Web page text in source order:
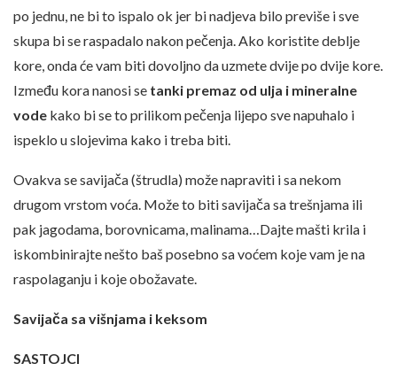
po jednu, ne bi to ispalo ok jer bi nadjeva bilo previše i sve
skupa bi se raspadalo nakon pečenja. Ako koristite deblje
kore, onda će vam biti dovoljno da uzmete dvije po dvije kore.
Između kora nanosi se tanki premaz od ulja i mineralne
vode kako bi se to prilikom pečenja lijepo sve napuhalo i
ispeklo u slojevima kako i treba biti.
Ovakva se savijača (štrudla) može napraviti i sa nekom
drugom vrstom voća. Može to biti savijača sa trešnjama ili
pak jagodama, borovnicama, malinama…Dajte mašti krila i
iskombinirajte nešto baš posebno sa voćem koje vam je na
raspolaganju i koje obožavate.
Savijača sa višnjama i keksom
SASTOJCI